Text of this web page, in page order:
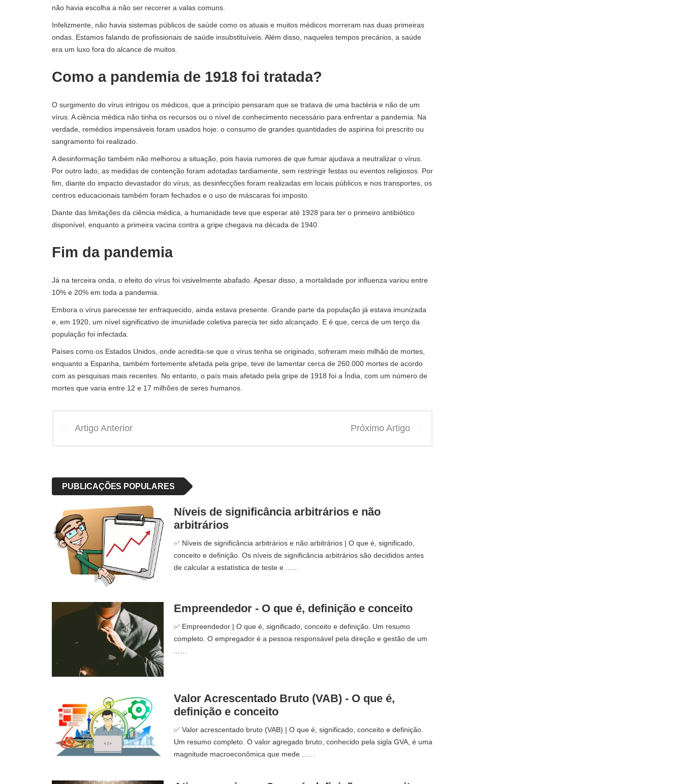
não havia escolha a não ser recorrer a valas comuns.
Infelizmente, não havia sistemas públicos de saúde como os atuais e muitos médicos morreram nas duas primeiras
ondas. Estamos falando de profissionais de saúde insubstituíveis. Além disso, naqueles tempos precários, a saúde
era um luxo fora do alcance de muitos.
Como a pandemia de 1918 foi tratada?
O surgimento do vírus intrigou os médicos, que a princípio pensaram que se tratava de uma bactéria e não de um
vírus. A ciência médica não tinha os recursos ou o nível de conhecimento necessário para enfrentar a pandemia. Na
verdade, remédios impensáveis ​​foram usados ​​hoje: o consumo de grandes quantidades de aspirina foi prescrito ou
sangramento foi realizado.
A desinformação também não melhorou a situação, pois havia rumores de que fumar ajudava a neutralizar o vírus.
Por outro lado, as medidas de contenção foram adotadas tardiamente, sem restringir festas ou eventos religiosos. Por
fim, diante do impacto devastador do vírus, as desinfecções foram realizadas em locais públicos e nos transportes, os
centros educacionais também foram fechados e o uso de máscaras foi imposto.
Diante das limitações da ciência médica, a humanidade teve que esperar até 1928 para ter o primeiro antibiótico
disponível, enquanto a primeira vacina contra a gripe chegava na década de 1940.
Fim da pandemia
Já na terceira onda, o efeito do vírus foi visivelmente abafado. Apesar disso, a mortalidade por influenza variou entre
10% e 20% em toda a pandemia.
Embora o vírus parecesse ter enfraquecido, ainda estava presente. Grande parte da população já estava imunizada
e, em 1920, um nível significativo de imunidade coletiva parecia ter sido alcançado. E é que, cerca de um terço da
população foi infectada.
Países como os Estados Unidos, onde acredita-se que o vírus tenha se originado, sofreram meio milhão de mortes,
enquanto a Espanha, também fortemente afetada pela gripe, teve de lamentar cerca de 260.000 mortes de acordo
com as pesquisas mais recentes. No entanto, o país mais afetado pela gripe de 1918 foi a Índia, com um número de
mortes que varia entre 12 e 17 milhões de seres humanos.
Artigo Anterior Próximo Artigo
PUBLICAÇÕES POPULARES
Níveis de significância arbitrários e não
arbitrários
✅ Níveis de significância arbitrários e não arbitrários | O que é, significado,
conceito e definição. Os níveis de significância arbitrários são decididos antes
de calcular a estatística de teste e ...…
Empreendedor - O que é, definição e conceito
✅ Empreendedor | O que é, significado, conceito e definição. Um resumo
completo. O empregador é a pessoa responsável pela direção e gestão de um
Valor Acrescentado Bruto (VAB) - O que é,
definição e conceito
✅ Valor acrescentado bruto (VAB) | O que é, significado, conceito e definição.
Um resumo completo. O valor agregado bruto, conhecido pela sigla GVA, é uma
magnitude macroeconômica que mede ...…